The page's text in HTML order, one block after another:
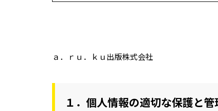
ａ．ｒｕ．ｋｕ出版株式会社
１．個人情報の適切な保護と管